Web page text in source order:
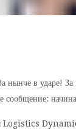
нынче в ударе!
сообщение:
Logistics